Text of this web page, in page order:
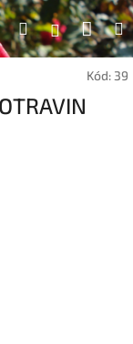
Hledat
Kód: 39